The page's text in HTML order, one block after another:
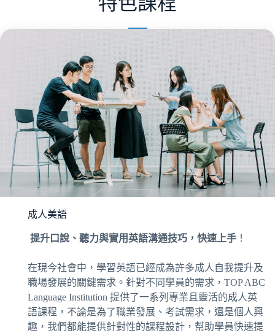
成人美語
提升口說、聽力與實用英語溝通技巧，快速上手 ！
在現今社會中，學習英語已經成為許多成人自我提升及
職場發展的關鍵需求。針對不同學員的需求，TOP ABC
Language Institution 提供了一系列專業且靈活的成人英
語課程，不論是為了職業發展、考試需求，還是個人興
趣，我們都能提供針對性的課程設計，幫助學員快速提